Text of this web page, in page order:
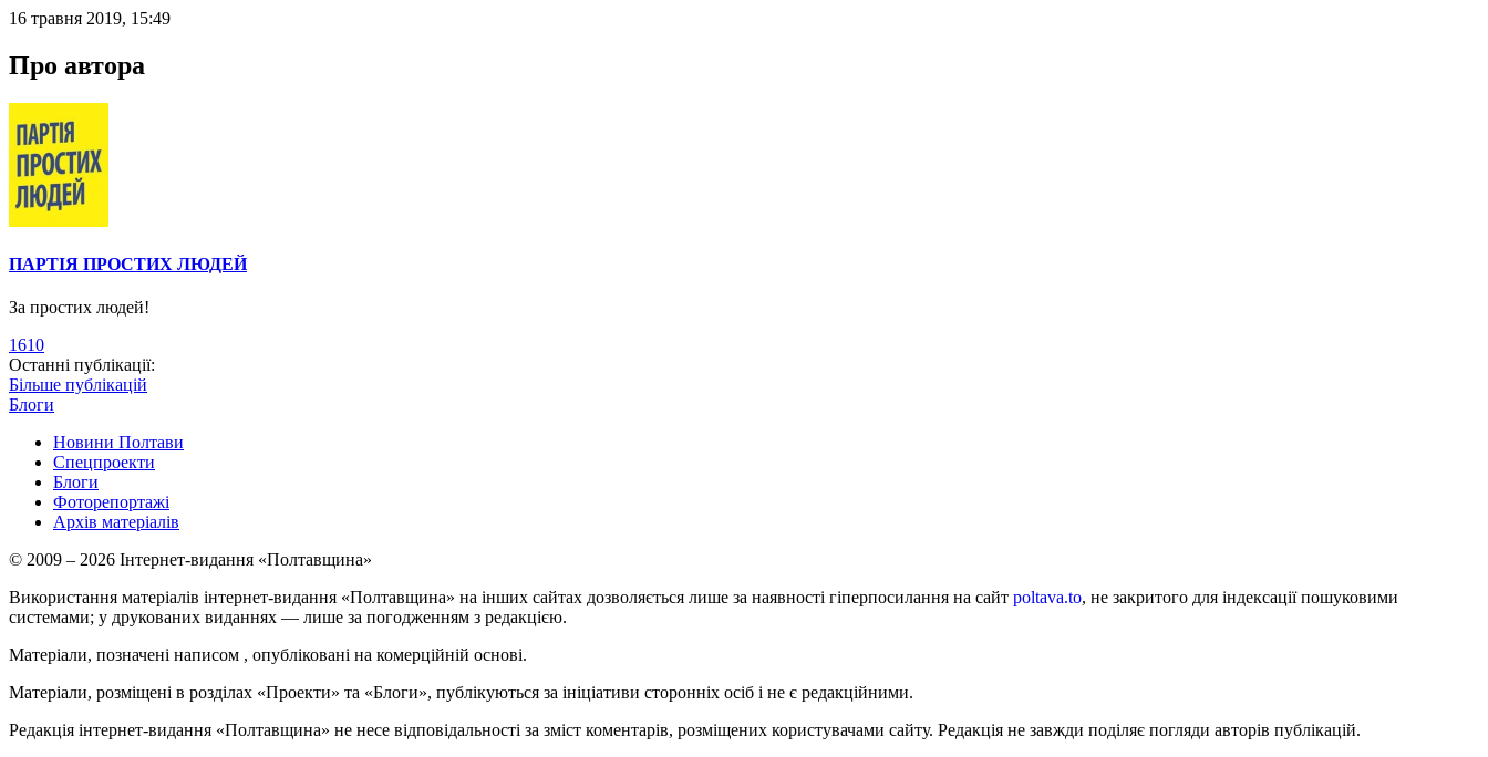
16 травня 2019, 15:49
Про автора
ПАРТІЯ ПРОСТИХ ЛЮДЕЙ
За простих людей!
1610
Останні публікації:
Більше публікацій
Блоги
Новини Полтави
Спецпроекти
Блоги
Фоторепортажі
Архів матеріалів
© 2009 – 2026 Інтернет-видання «Полтавщина»
Використання матеріалів інтернет-видання «Полтавщина» на інших сайтах дозволяється лише за наявності гіперпосилання на сайт poltava.to, не закритого для індексації пошуковими
системами; у друкованих виданнях — лише за погодженням з редакцією.
Матеріали, позначені написом , опубліковані на комерційній основі.
Матеріали, розміщені в розділах «Проекти» та «Блоги», публікуються за ініціативи сторонніх осіб і не є редакційними.
Редакція інтернет-видання «Полтавщина» не несе відповідальності за зміст коментарів, розміщених користувачами сайту. Редакція не завжди поділяє погляди авторів публікацій.